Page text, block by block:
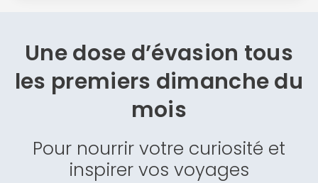
Une dose d’évasion tous
les premiers dimanche du
mois
Pour nourrir votre curiosité et
inspirer vos voyages